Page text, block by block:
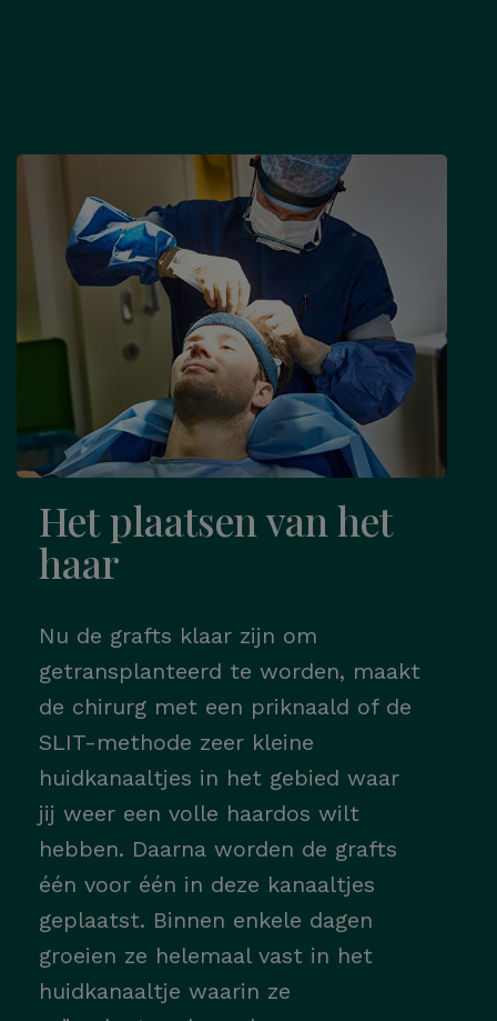
Het plaatsen van het
haar
Nu de grafts klaar zijn om
getransplanteerd te worden, maakt
de chirurg met een priknaald of de
SLIT-methode zeer kleine
huidkanaaltjes in het gebied waar
jij weer een volle haardos wilt
hebben. Daarna worden de grafts
één voor één in deze kanaaltjes
geplaatst. Binnen enkele dagen
groeien ze helemaal vast in het
huidkanaaltje waarin ze